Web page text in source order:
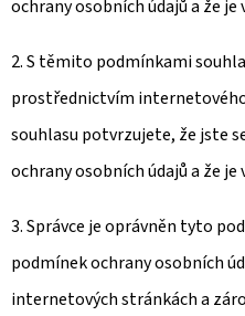
ochrany osobních údajů a že
2. S těmito podmínkami
prostřednictvím
souhlasu potvrzujete, že jste
ochrany osobních údajů a že
3. Správce je oprávněn tyto
podmínek ochrany osobních
internetových stránkách a